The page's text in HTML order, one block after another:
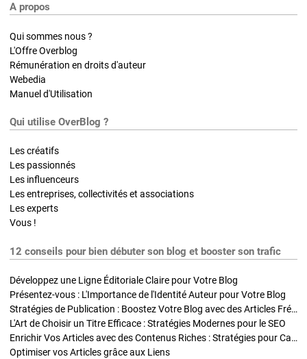
A propos
Qui sommes nous ?
L'Offre Overblog
Rémunération en droits d'auteur
Webedia
Manuel d'Utilisation
Qui utilise OverBlog ?
Les créatifs
Les passionnés
Les influenceurs
Les entreprises, collectivités et associations
Les experts
Vous !
12 conseils pour bien débuter son blog et booster son trafic
Développez une Ligne Éditoriale Claire pour Votre Blog
Présentez-vous : L'Importance de l'Identité Auteur pour Votre Blog
Stratégies de Publication : Boostez Votre Blog avec des Articles Fréquents et Exclusifs
L'Art de Choisir un Titre Efficace : Stratégies Modernes pour le SEO
Enrichir Vos Articles avec des Contenus Riches : Stratégies pour Captiver et Optimiser
Optimiser vos Articles grâce aux Liens